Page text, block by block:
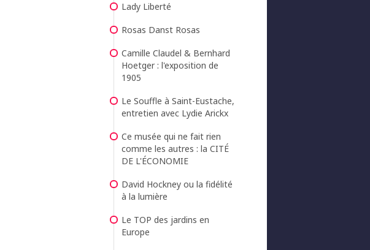
Lady Liberté
Rosas Danst Rosas
Camille Claudel & Bernhard
Hoetger : l'exposition de
1905
Le Souffle à Saint-Eustache,
entretien avec Lydie Arickx
Ce musée qui ne fait rien
comme les autres : la CITÉ
DE L'ÉCONOMIE
David Hockney ou la fidélité
à la lumière
Le TOP des jardins en
Europe